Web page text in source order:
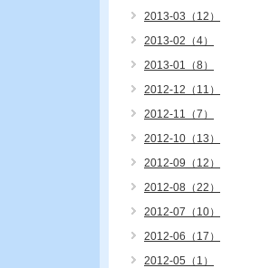
2013-03（12）
2013-02（4）
2013-01（8）
2012-12（11）
2012-11（7）
2012-10（13）
2012-09（12）
2012-08（22）
2012-07（10）
2012-06（17）
2012-05（1）